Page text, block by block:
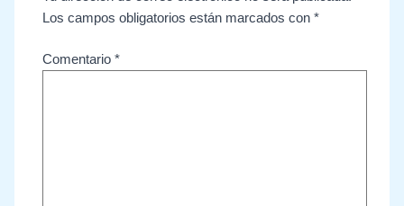
Los campos obligatorios están marcados con*
Comentario*